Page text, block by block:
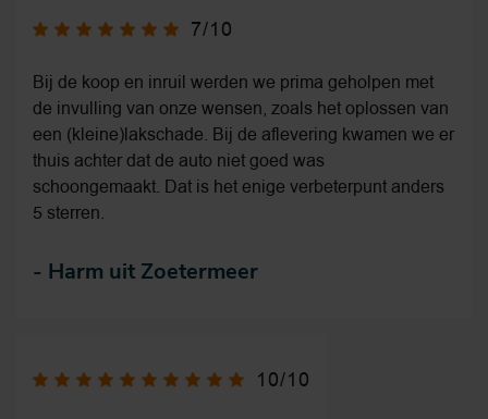
7/10
Bij de koop en inruil werden we prima geholpen met
de invulling van onze wensen, zoals het oplossen van
een (kleine)lakschade. Bij de aflevering kwamen we er
thuis achter dat de auto niet goed was
schoongemaakt. Dat is het enige verbeterpunt anders
5 sterren.
- Harm uit Zoetermeer
10/10